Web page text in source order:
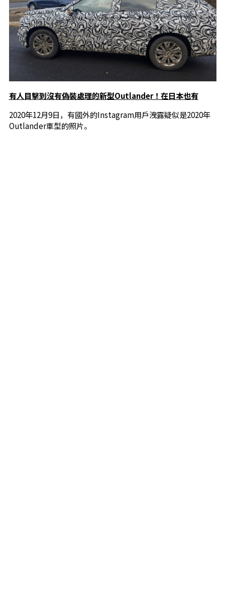
有人目擊到沒有偽裝處理的新型Outlander！在日本也有
2020年12月9日，有國外的Instagram用戶洩露疑似是2020年
Outlander車型的照片。